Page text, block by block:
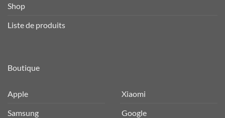
Shop
Liste de produits
Boutique
Apple
Samsung
Xiaomi
Google